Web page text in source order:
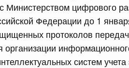
Министерством цифрового
Федерации до 1
протоколов
организации
систем
Федерации от 23.07.2026
Правительством Российской
трудовой деятельности граждан